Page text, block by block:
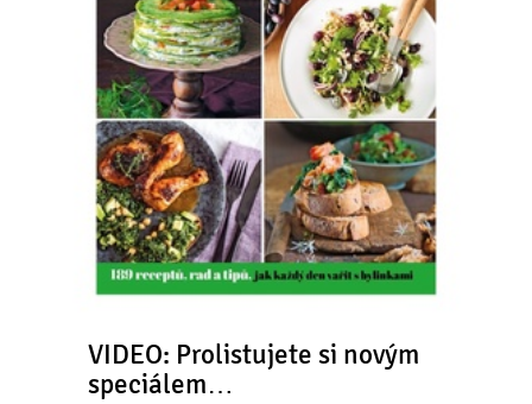
VIDEO: Prolistujete si novým
speciálem…